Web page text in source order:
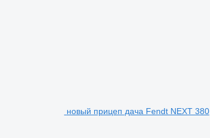
новый прицеп дача Fendt NEXT 380